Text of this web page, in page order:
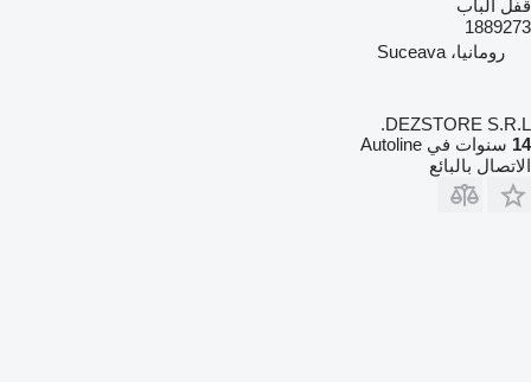
قفل الباب
1889273
رومانيا، Suceava
DEZSTORE S.R.L.
14 سنوات في Autoline
الاتصال بالبائع